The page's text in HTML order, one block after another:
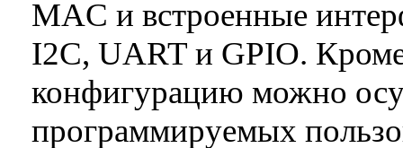
MAC и встроенные
I2C, UART и GPIO.
конфигурацию можно
программируемых